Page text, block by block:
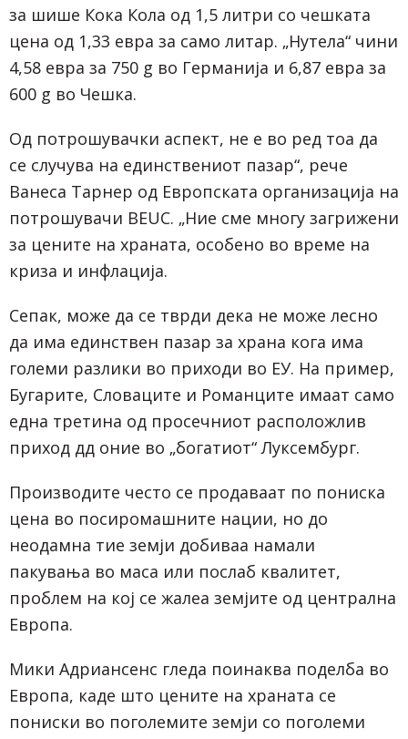
за шише Кока Кола од 1,5 литри со чешката
цена од 1,33 евра за само литар. „Нутела“ чини
4,58 евра за 750 g во Германија и 6,87 евра за
600 g во Чешка.
Од потрошувачки аспект, не е во ред тоа да
се случува на единствениот пазар“, рече
Ванеса Тарнер од Европската организација на
потрошувачи BEUC. „Ние сме многу загрижени
за цените на храната, особено во време на
криза и инфлација.
Сепак, може да се тврди дека не може лесно
да има единствен пазар за храна кога има
големи разлики во приходи во ЕУ. На пример,
Бугарите, Словаците и Романците имаат само
една третина од просечниот расположлив
приход дд оние во „богатиот“ Луксембург.
Производите често се продаваат по пониска
цена во посиромашните нации, но до
неодамна тие земји добиваа намали
пакувања во маса или послаб квалитет,
проблем на кој се жалеа земјите од централна
Европа.
Мики Адриансенс гледа поинаква поделба во
Европа, каде што цените на храната се
пониски во поголемите земји со поголеми